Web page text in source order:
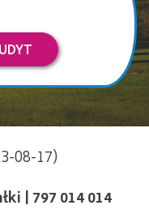
08-17)
014 014